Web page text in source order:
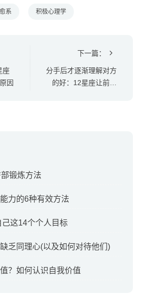
系 积极心理学
座
因
下一篇：
分手后才逐渐理解对方
的好：12星座让前任
锻炼方法
力的6种有效方法
这14个个人目标
乏同理心(以及如何对待他们)
？如何认识自我价值